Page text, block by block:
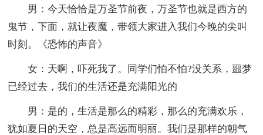
男：今天恰恰是万圣节前夜，万圣节也就是西方的
鬼节，下面，就让夜魔，带领大家进入我们今晚的尖叫
时刻。《恐怖的声音》
女：天啊，吓死我了。同学们怕不怕?没关系，噩梦
已经过去，我们的生活还是充满阳光的
男：是的，生活是那么的精彩，那么的充满欢乐，
犹如夏日的天空，总是高远而明丽。我们是那样的朝气